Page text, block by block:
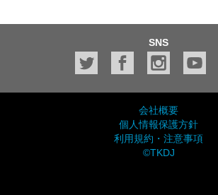
SNS
会社概要
個人情報保護方針
利用規約・注意事項
©TKDJ